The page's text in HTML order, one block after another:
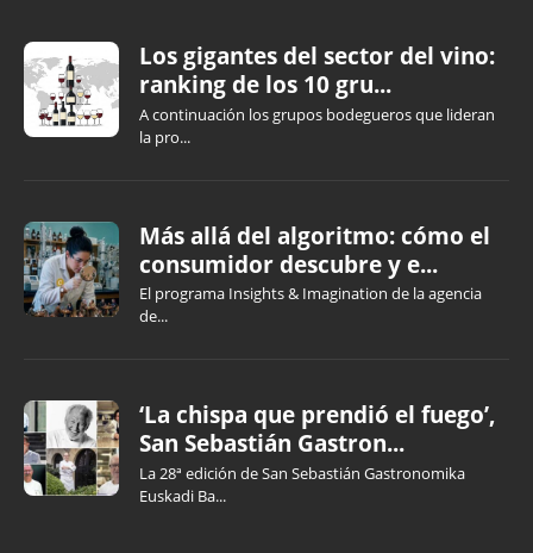
Los gigantes del sector del vino:
ranking de los 10 gru...
A continuación los grupos bodegueros que lideran
la pro...
Más allá del algoritmo: cómo el
consumidor descubre y e...
El programa Insights & Imagination de la agencia
de...
‘La chispa que prendió el fuego’,
San Sebastián Gastron...
La 28ª edición de San Sebastián Gastronomika
Euskadi Ba...